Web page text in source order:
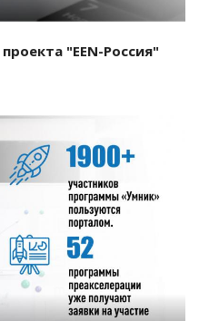
"EEN-Россия"